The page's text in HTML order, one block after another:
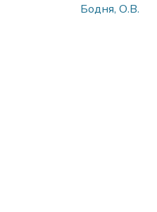
Бодня, О.В.